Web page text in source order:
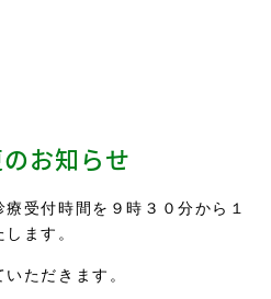
お知らせ
受付時間を９時３０分から１
ます。
いただきます。